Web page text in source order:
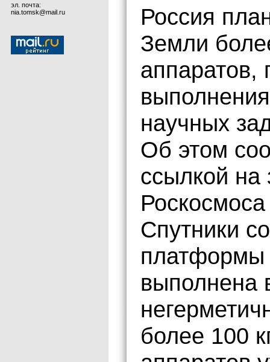
эл. почта:
nia.tomsk@mail.ru
Россия
Земли
аппаратов,
научных
Об этом
ссылкой на
Спутники
платформы
выполнена
более 100